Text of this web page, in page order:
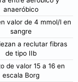
anaeróbico
valor de 4 mmol/l en
sangre
a reclutar fibras
de tipo IIb
de valor 15 a 16 en
escala Borg